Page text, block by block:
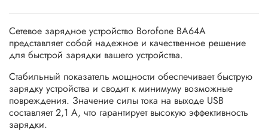
Сетевое зарядное устройство Borofone BA64A
представляет собой надежное и качественное решение
для быстрой зарядки вашего устройства.
Стабильный показатель мощности обеспечивает быструю
зарядку устройства и сводит к минимуму возможные
повреждения. Значение силы тока на выходе USB
составляет 2,1 A, что гарантирует высокую эффективность
зарядки.